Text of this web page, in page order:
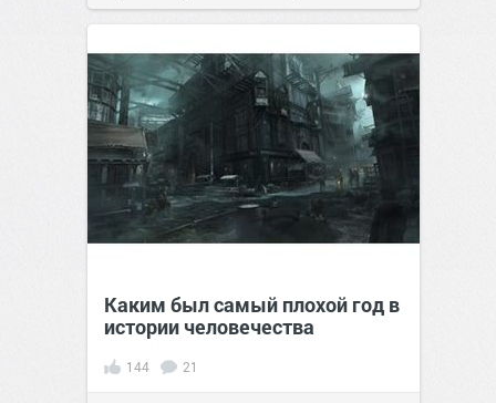
Каким был самый плохой год в
истории человечества
144 21